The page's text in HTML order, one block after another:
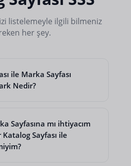
listelemeyle ilgili bilmeniz
her şey.
ile Marka Sayfası
Nedir?
Sayfasına mı ihtiyacım
Sayfası ile